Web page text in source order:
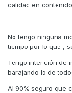
calidad en
No tengo ninguna
tiempo por lo que ,
Tengo intención de
barajando lo de
Al 90% seguro que